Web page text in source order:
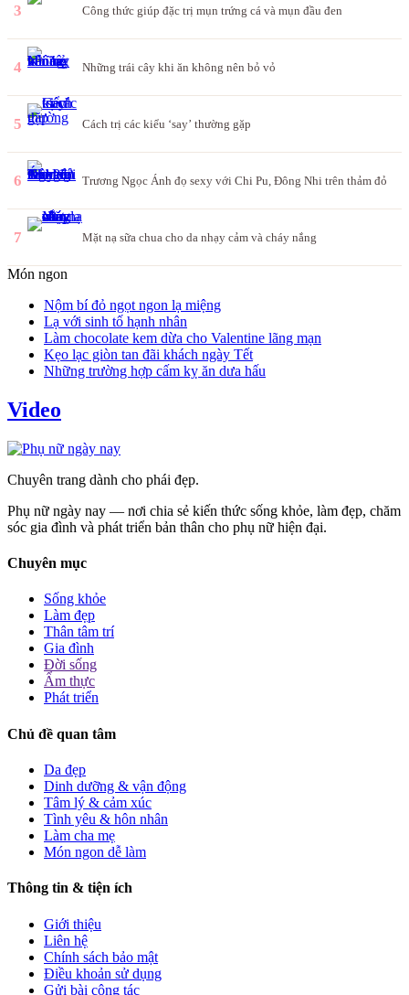
3 Công thức giúp đặc trị mụn trứng cá và mụn đầu đen
4 Những trái cây khi ăn không nên bỏ vỏ
5 Cách trị các kiểu ‘say’ thường gặp
6 Trương Ngọc Ánh đọ sexy với Chi Pu, Đông Nhi trên thảm đỏ
7 Mặt nạ sữa chua cho da nhạy cảm và cháy nắng
Món ngon
Nộm bí đỏ ngọt ngon lạ miệng
Lạ với sinh tố hạnh nhân
Làm chocolate kem dừa cho Valentine lãng mạn
Kẹo lạc giòn tan đãi khách ngày Tết
Những trường hợp cấm kỵ ăn dưa hấu
Video
Chuyên trang dành cho phái đẹp.
Phụ nữ ngày nay — nơi chia sẻ kiến thức sống khỏe, làm đẹp, chăm
sóc gia đình và phát triển bản thân cho phụ nữ hiện đại.
Chuyên mục
Sống khỏe
Làm đẹp
Thân tâm trí
Gia đình
Đời sống
Ẩm thực
Phát triển
Chủ đề quan tâm
Da đẹp
Dinh dưỡng & vận động
Tâm lý & cảm xúc
Tình yêu & hôn nhân
Làm cha mẹ
Món ngon dễ làm
Thông tin & tiện ích
Giới thiệu
Liên hệ
Chính sách bảo mật
Điều khoản sử dụng
Gửi bài cộng tác